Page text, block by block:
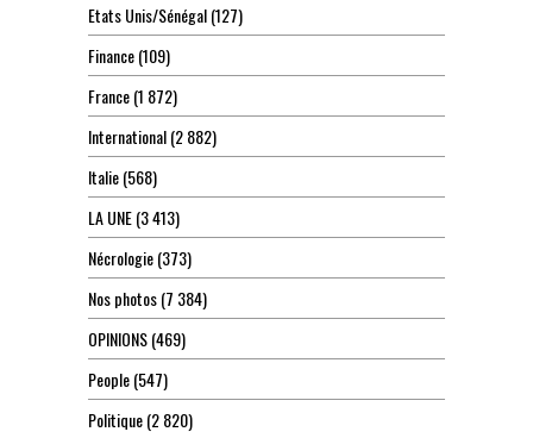
Etats Unis/Sénégal(127)
Finance(109)
France(1 872)
International(2 882)
Italie(568)
LA UNE(3 413)
Nécrologie(373)
Nos photos(7 384)
OPINIONS(469)
People(547)
Politique(2 820)